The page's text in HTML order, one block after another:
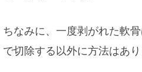
ちなみに、一度剥がれた軟
で切除する以外に方法はあり